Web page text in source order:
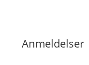
Anmeldelser